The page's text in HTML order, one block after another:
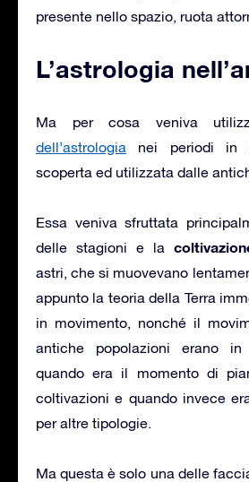
presente nello spazio, ruota
L’astrologia
Ma per cosa veniva
dell’astrologia nei periodi in
scoperta ed utilizzata dalle
Essa veniva sfruttata
delle stagioni e la
astri, che si muovevano
appunto la teoria della Terra
in movimento, nonché il
antiche popolazioni erano
quando era il momento di
coltivazioni e quando invece
per altre tipologie.
Ma questa è solo una delle